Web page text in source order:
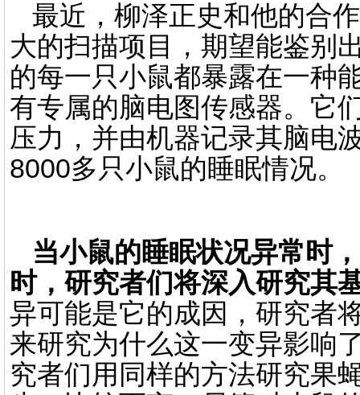
最近，柳泽正史和他的合
大的扫描项目，期望能鉴别
的每一只小鼠都暴露在一种
有专属的脑电图传感器。它
压力，并由机器记录其脑电
8000多只小鼠的睡眠情况。
当小鼠的睡眠状况异常时
时，研究者们将深入研究其
异可能是它的成因，研究者
来研究为什么这一变异影响
究者们用同样的方法研究果